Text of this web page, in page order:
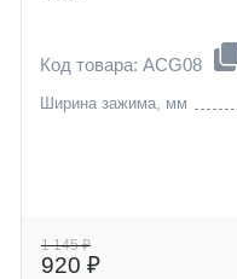
Код товара: ACG08
Ширина зажима, мм
1 145 ₽
920 ₽